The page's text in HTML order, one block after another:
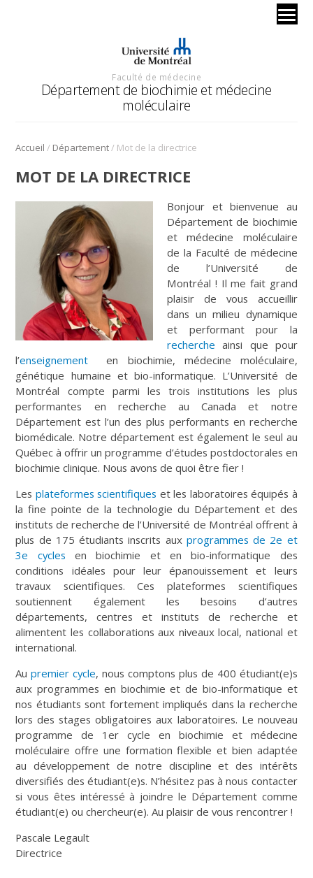
Faculté de médecine
Département de biochimie et médecine
moléculaire
Accueil / Département/ Mot de la directrice
MOT DE LA DIRECTRICE
Bonjour et bienvenue au
Département de biochimie
et médecine moléculaire
de la Faculté de médecine
de l’Université de
Montréal ! Il me fait grand
plaisir de vous accueillir
dans un milieu dynamique
et performant pour la
recherche ainsi que pour
l’enseignement en biochimie, médecine moléculaire,
génétique humaine et bio-informatique. L’Université de
Montréal compte parmi les trois institutions les plus
performantes en recherche au Canada et notre
Département est l’un des plus performants en recherche
biomédicale. Notre département est également le seul au
Québec à offrir un programme d’études postdoctorales en
biochimie clinique. Nous avons de quoi être fier !
Les plateformes scientifiques et les laboratoires équipés à
la fine pointe de la technologie du Département et des
instituts de recherche de l’Université de Montréal offrent à
plus de 175 étudiants inscrits aux programmes de 2e et
3e cycles en biochimie et en bio-informatique des
conditions idéales pour leur épanouissement et leurs
travaux scientifiques. Ces plateformes scientifiques
soutiennent également les besoins d’autres
départements, centres et instituts de recherche et
alimentent les collaborations aux niveaux local, national et
international.
Aupremier cycle, nous comptons plus de 400 étudiant(e)s
aux programmes en biochimie et de bio-informatique et
nos étudiants sont fortement impliqués dans la recherche
lors des stages obligatoires aux laboratoires. Le nouveau
programme de 1er cycle en biochimie et médecine
moléculaire offre une formation flexible et bien adaptée
au développement de notre discipline et des intérêts
diversifiés des étudiant(e)s. N’hésitez pas à nous contacter
si vous êtes intéressé à joindre le Département comme
étudiant(e) ou chercheur(e). Au plaisir de vous rencontrer !
Pascale Legault
Directrice